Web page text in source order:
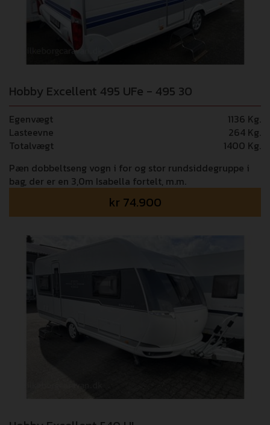
Hobby Excellent 495 UFe - 495 30
Egenvægt
1136 Kg.
Lasteevne
264 Kg.
Totalvægt
1400 Kg.
Pæn dobbeltseng vogn i for og stor rundsiddegruppe i
bag, der er en 3,0m Isabella fortelt, m.m.
kr 74.900